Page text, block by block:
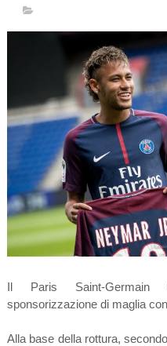
Il Paris Saint-Germain
sponsorizzazione di maglia
Alla base della rottura,